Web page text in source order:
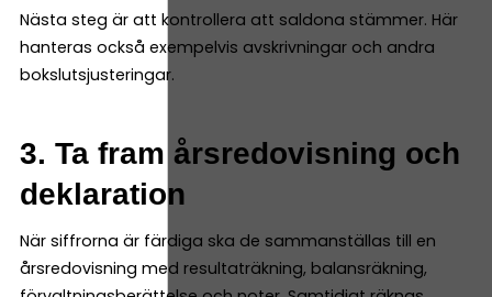
Nästa steg är att kontrollera att saldona stämmer. Här
hanteras också exempelvis avskrivningar och andra
bokslutsjusteringar.
3. Ta fram årsredovisning och
deklaration
När siffrorna är färdiga ska de sammanställas till en
årsredovisning med resultaträkning, balansräkning,